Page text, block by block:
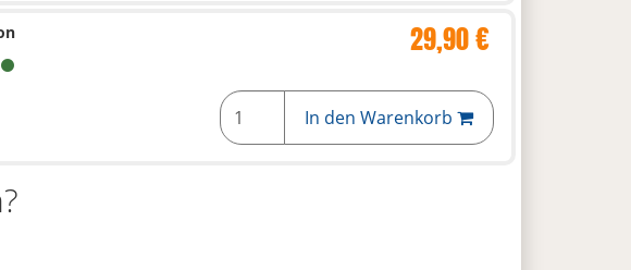
29,90 €
In den Warenkorb